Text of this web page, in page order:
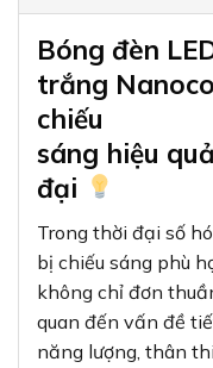
Bóng đèn
trắng
chiếu
sáng hiệu
đại
Trong thời đại số
bị chiếu sáng phù
không chỉ đơn
quan đến vấn đề
năng lượng, thân